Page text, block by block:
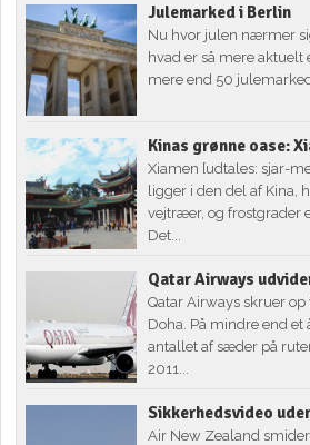
Julemarked i Berlin
Nu hvor julen nærmer
hvad er så mere aktuelt
mere end 50
Kinas grønne oase:
Xiamen [udtales: sjar-
ligger i den del af Kina,
vejtræer, og frostgrader
Det...
Qatar Airways
Qatar Airways skruer
Doha. På mindre end et
antallet af sæder på
2011...
Sikkerhedsvideo
Air New Zealand